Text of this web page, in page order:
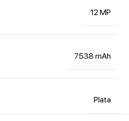
12 MP
7538 mAh
Plata